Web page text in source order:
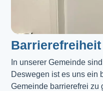
Barrierefreiheit
In unserer Gemeinde
Deswegen ist es uns ein
Gemeinde barrierefrei zu